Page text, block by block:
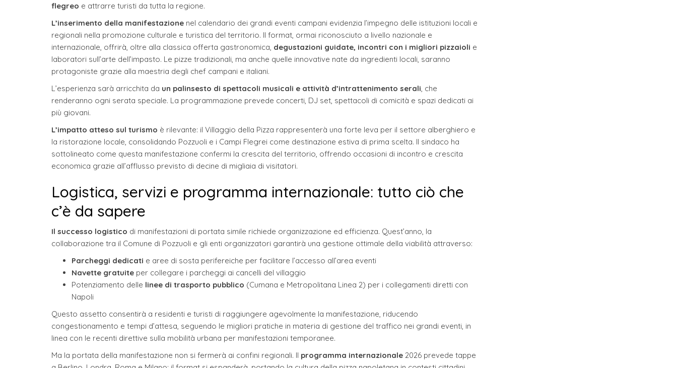
flegreo e attrarre turisti da tutta la regione.
L’inserimento della manifestazione nel calendario dei grandi eventi campani evidenzia l’impegno delle istituzioni locali e
regionali nella promozione culturale e turistica del territorio. Il format, ormai riconosciuto a livello nazionale e
internazionale, offrirà, oltre alla classica offerta gastronomica, degustazioni guidate, incontri con i migliori pizzaioli e
laboratori sull’arte dell’impasto. Le pizze tradizionali, ma anche quelle innovative nate da ingredienti locali, saranno
protagoniste grazie alla maestria degli chef campani e italiani.
L’esperienza sarà arricchita da un palinsesto di spettacoli musicali e attività d’intrattenimento serali , che
renderanno ogni serata speciale. La programmazione prevede concerti, DJ set, spettacoli di comicità e spazi dedicati ai
più giovani.
L’impatto atteso sul turismo è rilevante: il Villaggio della Pizza rappresenterà una forte leva per il settore alberghiero e
la ristorazione locale, consolidando Pozzuoli e i Campi Flegrei come destinazione estiva di prima scelta. Il sindaco ha
sottolineato come questa manifestazione confermi la crescita del territorio, offrendo occasioni di incontro e crescita
economica grazie all’afflusso previsto di decine di migliaia di visitatori.
Logistica, servizi e programma internazionale: tutto ciò che
c’è da sapere
Il successo logistico di manifestazioni di portata simile richiede organizzazione ed efficienza. Quest’anno, la
collaborazione tra il Comune di Pozzuoli e gli enti organizzatori garantirà una gestione ottimale della viabilità attraverso:
Parcheggi dedicati e aree di sosta perifereiche per facilitare l’accesso all’area eventi
Navette gratuite per collegare i parcheggi ai cancelli del villaggio
Potenziamento delle linee di trasporto pubblico (Cumana e Metropolitana Linea 2) per i collegamenti diretti con
Napoli
Questo assetto consentirà a residenti e turisti di raggiungere agevolmente la manifestazione, riducendo
congestionamento e tempi d’attesa, seguendo le migliori pratiche in materia di gestione del traffico nei grandi eventi, in
linea con le recenti direttive sulla mobilità urbana per manifestazioni temporanee.
Ma la portata della manifestazione non si fermerà ai confini regionali. Il programma internazionale 2026 prevede tappe